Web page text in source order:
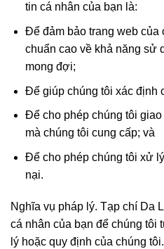
tin cá nhân của bạn là:
Để đảm bảo trang web của
chuẩn cao về khả năng sử
mong đợi;
Để giúp chúng tôi xác định
Để cho phép chúng tôi
mà chúng tôi cung cấp; và
Để cho phép chúng tôi xử
nại.
Nghĩa vụ pháp lý. Tạp chí Da
cá nhân của bạn để chúng tôi
lý hoặc quy định của chúng tôi.